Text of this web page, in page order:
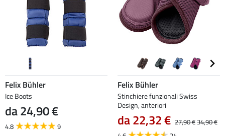
Felix Bühler
Ice Boots
da 24,90 €
4.8 9
Felix Bühler
Stinchiere funzionali Swiss
Design, anteriori
da 22,32 € 27,90 €34,90 €